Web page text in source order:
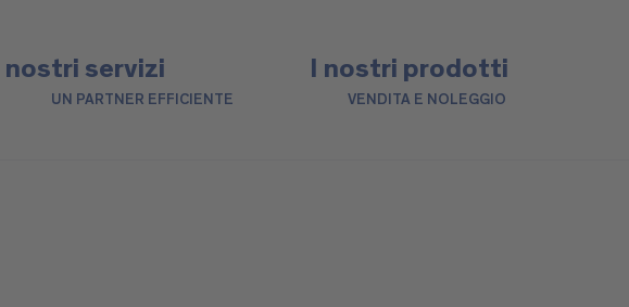
I nostri servizi
UN PARTNER EFFICIENTE
I nostri prodotti
VENDITA E NOLEGGIO